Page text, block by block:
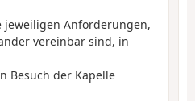
jeweiligen Anforderungen,
vereinbar sind, in
Besuch der Kapelle